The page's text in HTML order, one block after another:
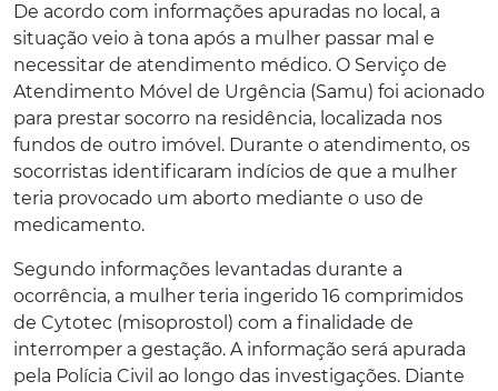
De acordo com informações apuradas no local, a
situação veio à tona após a mulher passar mal e
necessitar de atendimento médico. O Serviço de
Atendimento Móvel de Urgência (Samu) foi acionado
para prestar socorro na residência, localizada nos
fundos de outro imóvel. Durante o atendimento, os
socorristas identificaram indícios de que a mulher
teria provocado um aborto mediante o uso de
medicamento.
Segundo informações levantadas durante a
ocorrência, a mulher teria ingerido 16 comprimidos
de Cytotec (misoprostol) com a finalidade de
interromper a gestação. A informação será apurada
pela Polícia Civil ao longo das investigações. Diante